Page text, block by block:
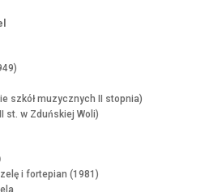
szkół muzycznych II stopnia)
st. w Zduńskiej Woli)
i fortepian (1981)